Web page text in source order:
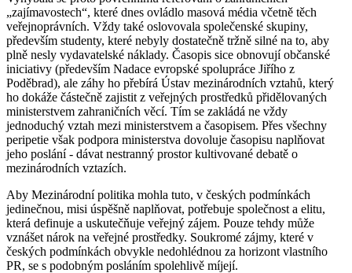
„zajímavostech“, které dnes ovládlo masová média včetně těch
veřejnoprávních. Vždy také oslovovala společenské skupiny,
především studenty, které nebyly dostatečně tržně silné na to, aby
plně nesly vydavatelské náklady. Časopis sice obnovují občanské
iniciativy (především Nadace evropské spolupráce Jiřího z
Poděbrad), ale záhy ho přebírá Ústav mezinárodních vztahů, který
ho dokáže částečně zajistit z veřejných prostředků přidělovaných
ministerstvem zahraničních věcí. Tím se zakládá ne vždy
jednoduchý vztah mezi ministerstvem a časopisem. Přes všechny
peripetie však podpora ministerstva dovoluje časopisu naplňovat
jeho poslání - dávat nestranný prostor kultivované debatě o
mezinárodních vztazích.
Aby Mezinárodní politika mohla tuto, v českých podmínkách
jedinečnou, misi úspěšně naplňovat, potřebuje společnost a elitu,
která definuje a uskutečňuje veřejný zájem. Pouze tehdy může
vznášet nárok na veřejné prostředky. Soukromé zájmy, které v
českých podmínkách obvykle nedohlédnou za horizont vlastního
PR, se s podobným posláním spolehlivě míjejí.